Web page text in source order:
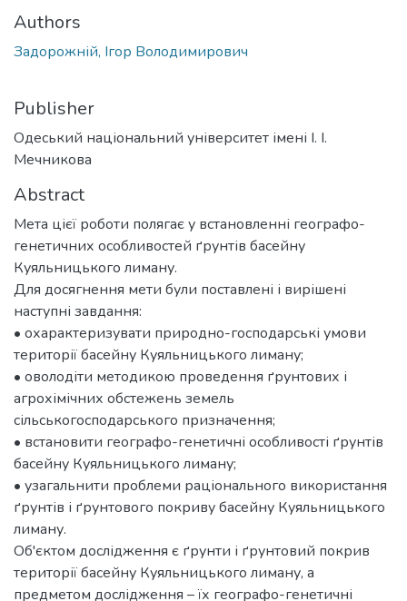
Authors
Задорожній, Ігор Володимирович
Publisher
Одеський національний університет імені І. І.
Мечникова
Abstract
Мета цієї роботи полягає у встановленні географо-
генетичних особливостей ґрунтів басейну
Куяльницького лиману.
Для досягнення мети були поставлені і вирішені
наступні завдання:
• охарактеризувати природно-господарські умови
території басейну Куяльницького лиману;
• оволодіти методикою проведення ґрунтових і
агрохімічних обстежень земель
сільськогосподарського призначення;
• встановити географо-генетичні особливості ґрунтів
басейну Куяльницького лиману;
• узагальнити проблеми раціонального використання
ґрунтів і ґрунтового покриву басейну Куяльницького
лиману.
Об'єктом дослідження є ґрунти і ґрунтовий покрив
території басейну Куяльницького лиману, а
предметом дослідження – їх географо-генетичні